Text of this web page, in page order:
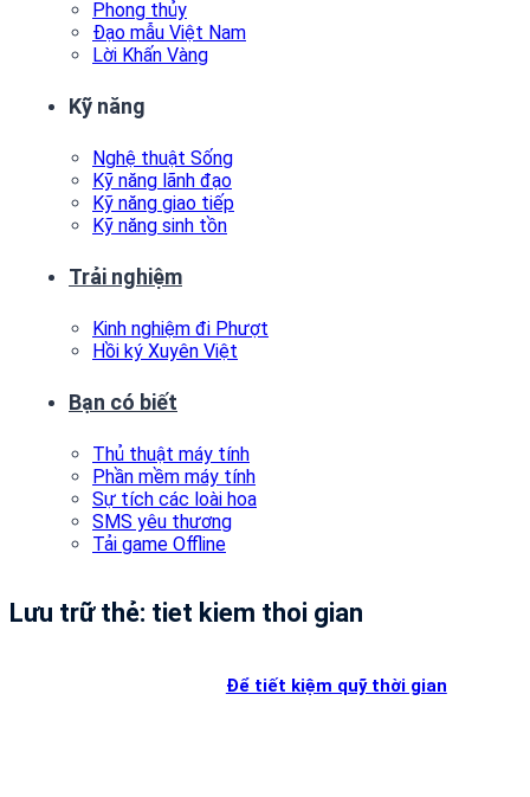
Phong thủy
Đạo mẫu Việt Nam
Lời Khấn Vàng
Kỹ năng
Nghệ thuật Sống
Kỹ năng lãnh đạo
Kỹ năng giao tiếp
Kỹ năng sinh tồn
Trải nghiệm
Kinh nghiệm đi Phượt
Hồi ký Xuyên Việt
Bạn có biết
Thủ thuật máy tính
Phần mềm máy tính
Sự tích các loài hoa
SMS yêu thương
Tải game Offline
Lưu trữ thẻ: tiet kiem thoi gian
Để tiết kiệm quỹ thời gian